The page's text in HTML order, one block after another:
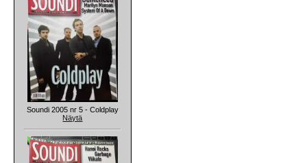
Soundi 2005 nr 5 - Coldplay
Näytä